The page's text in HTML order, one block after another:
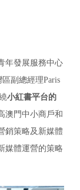
年發展服務中心
副總經理Paris
小紅書平台的
澳門中小商戶和
銷策略及新媒體
媒體運營的策略